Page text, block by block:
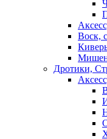
Воск,
Дротики,